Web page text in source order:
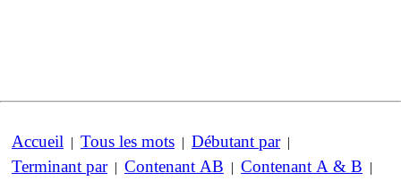
Accueil | Tous les mots | Débutant par|
Terminant par| Contenant AB | Contenant A & B |